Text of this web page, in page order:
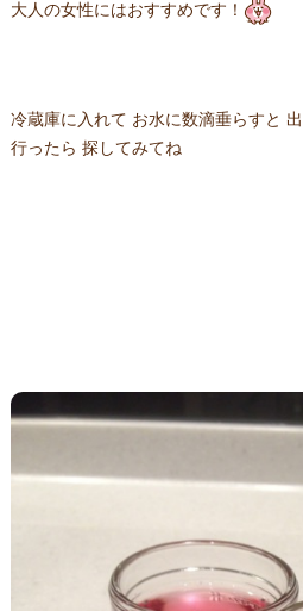
大人の女性にはおすすめです！
冷蔵庫に入れて お水に数滴垂らすと
行ったら 探してみてね